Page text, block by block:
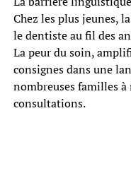
Chez les plus jeunes,
le dentiste au fil des
La peur du soin,
consignes dans une
nombreuses familles à
consultations.